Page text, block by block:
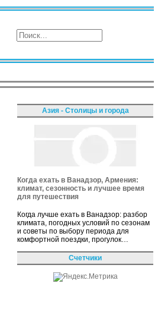
Азия - Столицы и города
Когда ехать в Ванадзор, Армения:
климат, сезонность и лучшее время
для путешествия
Когда лучше ехать в Ванадзор: разбор
климата, погодных условий по сезонам
и советы по выбору периода для
комфортной поездки, прогулок…
Счетчики